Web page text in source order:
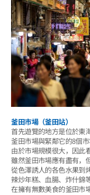
釜田市場（釜田站）
首先遊覽的地方是位於東
釜田市場與緊鄰它的8個
由於市場規模很大，因此
雖然釜田市場應有盡有，
從色澤誘人的各色水果到
辣炒年糕、血腸、炸什錦
在擁有無數美食的釜田市